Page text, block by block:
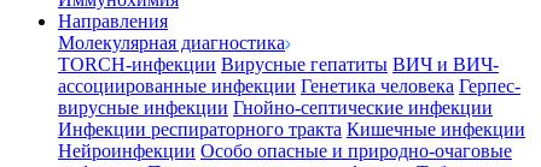
Направления
Молекулярная диагностика
TORCH-инфекции Вирусные гепатиты ВИЧ и ВИЧ-
ассоциированные инфекции Генетика человека Герпес-
вирусные инфекции Гнойно-септические инфекции
Инфекции респираторного тракта Кишечные инфекции
Нейроинфекции Особо опасные и природно-очаговые